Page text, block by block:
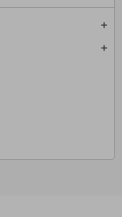
add
add